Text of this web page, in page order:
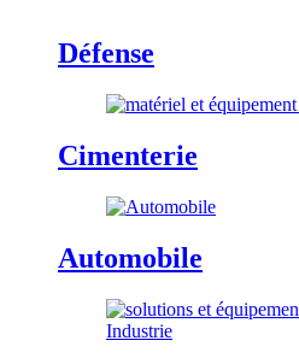
Défense
Cimenterie
Automobile